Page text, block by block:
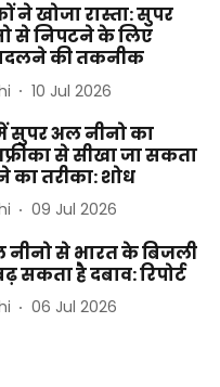
ने खोजा रास्ता: सुपर
से निपटने के लिए
की तकनीक
10 Jul 2026
सुपर अल नीनो का
से सीखा जा सकता
का तरीका: शोध
09 Jul 2026
से भारत के बिजली
सकता है दबाव: रिपोर्ट
06 Jul 2026